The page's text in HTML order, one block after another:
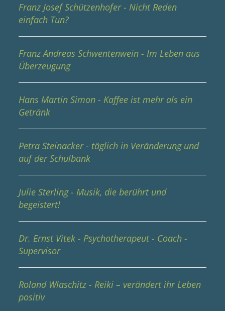
Franz Josef Schützenhofer - Nicht Reden
einfach Tun?
Franz Andreas Schwentenwein - Im Leben aus
Überzeugung
Hans Martin Simon - Kaffee ist mehr als ein
Getränk
Petra Steinacker - täglich in Veränderung und
auf der Schulbank
Julie Sterling - Musik, die berührt und
begeistert!
Dr. Ernst Vitek - Psychotherapeut - Coach -
Supervisor
Roland Wlaschitz - Reiki – verändert ihr Leben
positiv